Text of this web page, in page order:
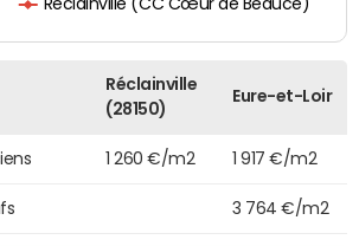
Réclainville
(28150)
Eure-et-Loir
1 260 €/m2 1 917 €/m2
3 764 €/m2